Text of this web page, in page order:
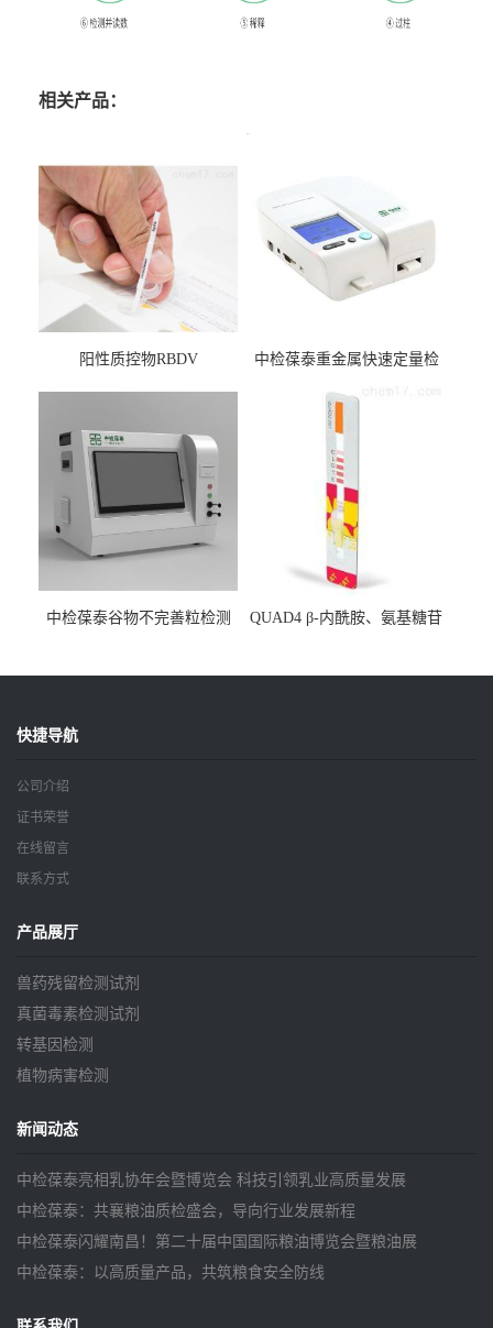
相关产品：
阳性质控物RBDV
中检葆泰重金属快速定量检
中检葆泰谷物不完善粒检测
QUAD4 β-内酰胺、氨基糖苷
检测条
快捷导航
公司介绍
证书荣誉
在线留言
联系方式
产品展厅
兽药残留检测试剂
真菌毒素检测试剂
转基因检测
植物病害检测
新闻动态
中检葆泰亮相乳协年会暨博览会 科技引领乳业高质量发展
中检葆泰：共襄粮油质检盛会，导向行业发展新程
中检葆泰闪耀南昌！第二十届中国国际粮油博览会暨粮油展
中检葆泰：以高质量产品，共筑粮食安全防线